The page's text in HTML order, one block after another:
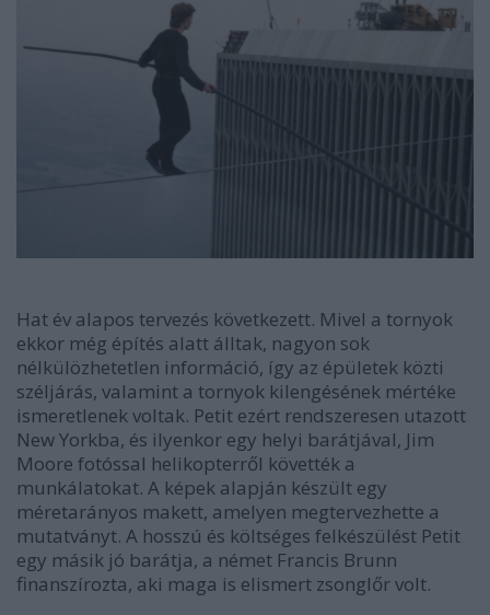
Hat év alapos tervezés következett. Mivel a tornyok
ekkor még építés alatt álltak, nagyon sok
nélkülözhetetlen információ, így az épületek közti
széljárás, valamint a tornyok kilengésének mértéke
ismeretlenek voltak. Petit ezért rendszeresen utazott
New Yorkba, és ilyenkor egy helyi barátjával, Jim
Moore fotóssal helikopterről követték a
munkálatokat. A képek alapján készült egy
méretarányos makett, amelyen megtervezhette a
mutatványt. A hosszú és költséges felkészülést Petit
egy másik jó barátja, a német Francis Brunn
finanszírozta, aki maga is elismert zsonglőr volt.